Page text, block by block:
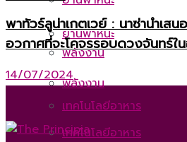
พลังงาน
เทคโนโลยีอาหาร
ยานพาหนะ
พลังงาน
เทคโนโลยีอาหาร
พาทัวร์ลูน่าเกตเวย์ : นาซ่านำเส
อวกาศที่จะโคจรรอบดวงจันทร์ใ
14/07/2024